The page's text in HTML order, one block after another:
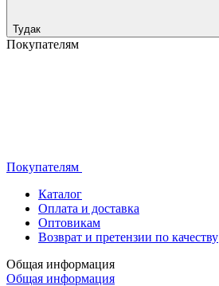
Тудак
Покупателям
Покупателям
Каталог
Оплата и доставка
Оптовикам
Возврат и претензии по качеству
Общая информация
Общая информация